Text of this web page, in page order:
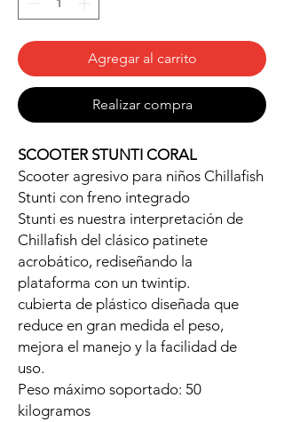
Agregar al carrito
Realizar compra
SCOOTER STUNTI CORAL
Scooter agresivo para niños Chillafish
Stunti con freno integrado
Stunti es nuestra interpretación de
Chillafish del clásico patinete
acrobático, rediseñando la
plataforma con un twintip.
cubierta de plástico diseñada que
reduce en gran medida el peso,
mejora el manejo y la facilidad de
uso.
Peso máximo soportado: 50
kilogramos